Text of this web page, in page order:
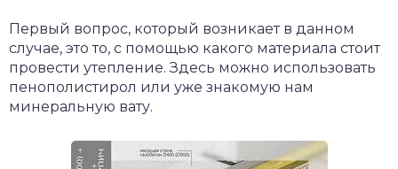
Первый вопрос, который возникает в данном
случае, это то, с помощью какого материала стоит
провести утепление. Здесь можно использовать
пенополистирол или уже знакомую нам
минеральную вату.